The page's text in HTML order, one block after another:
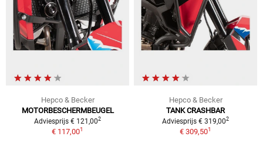
Hepco & Becker
MOTORBESCHERMBEUGEL
Adviesprijs € 121,002
€ 117,001
Hepco & Becker
TANK CRASHBAR
Adviesprijs € 319,002
€ 309,501